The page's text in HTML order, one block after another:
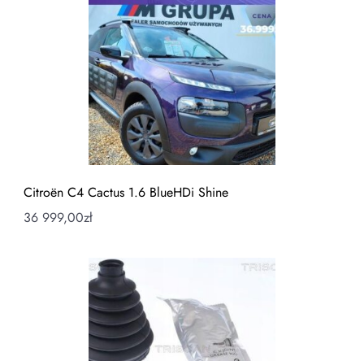
Citroën C4 Cactus 1.6 BlueHDi Shine
36 999,00zł